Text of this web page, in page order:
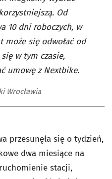
Od
10 dni roboczych, w
się odwołać od
w tym czasie,
umowę z Nextbike.
Wrocławia
przesunęła się o tydzień,
dwa miesiące na
stacji,